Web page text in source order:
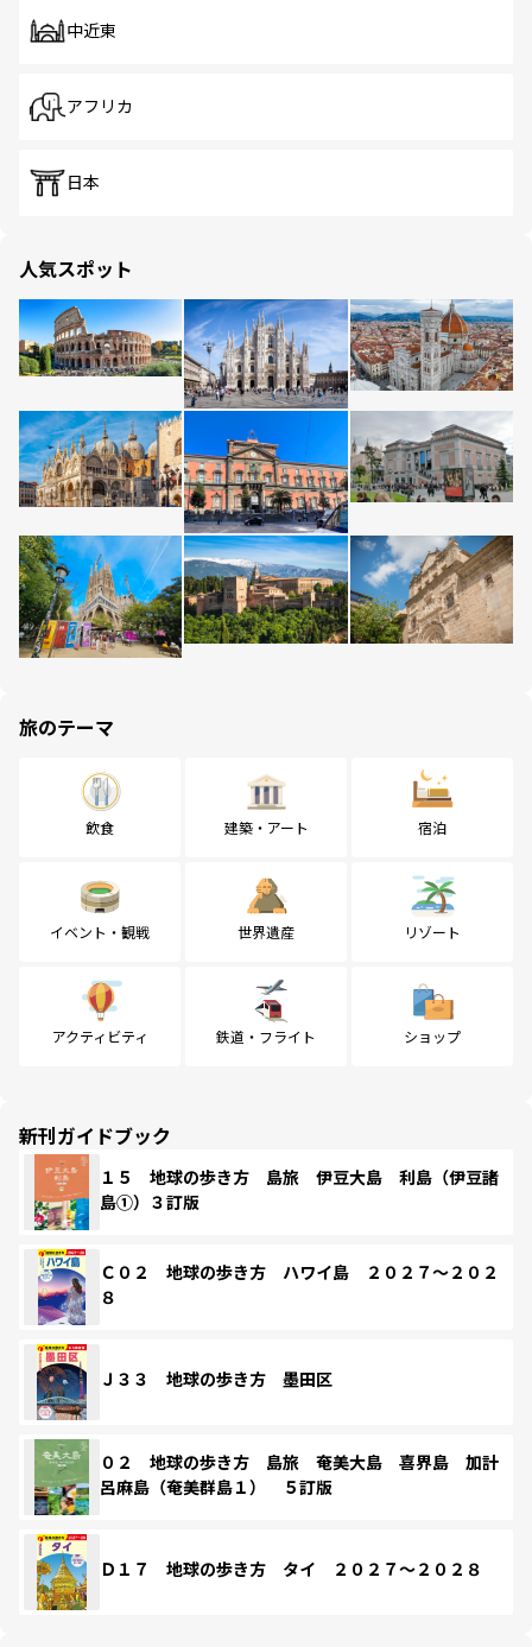
中近東
アフリカ
日本
人気スポット
旅のテーマ
飲食 建築・アート 宿泊
イベント・観戦 世界遺産 リゾート
アクティビティ 鉄道・フライト ショップ
新刊ガイドブック
１５ 地球の歩き方 島旅 伊豆大島 利島（伊豆諸
島①）３訂版
Ｃ０２ 地球の歩き方 ハワイ島 ２０２７～２０２
８
Ｊ３３ 地球の歩き方 墨田区
０２ 地球の歩き方 島旅 奄美大島 喜界島 加計
呂麻島（奄美群島１） ５訂版
Ｄ１７ 地球の歩き方 タイ ２０２７～２０２８